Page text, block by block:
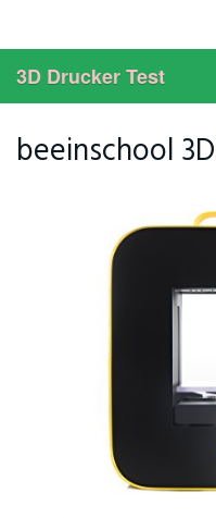
3D Drucker Test
beeinschool